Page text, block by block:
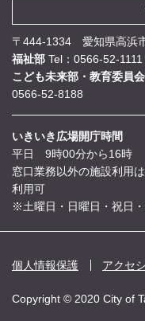
〒444-1334 愛知県高浜
福祉部 Tel：0566-52-1111
こども未来部・教育委員会
0566-52-8188
いきいき広場開庁時間
平日 9時00分から16時
窓口業務以外の施設利
利用可
※土曜日・日曜日・祝日
個人情報保護 アクセ
Copyright © 2020 City of